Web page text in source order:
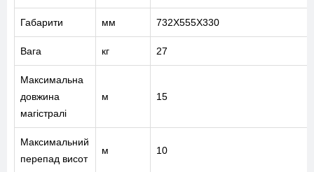
Габарити мм 732X555X330
Вага кг 27
Максимальна
довжина
магістралі
м 15
Максимальний
перепад висот
м 10
МЕНЮ
ПОСЛУГИ
КАТАЛОГ
ПРО НАС
СПІВПРАЦЯ